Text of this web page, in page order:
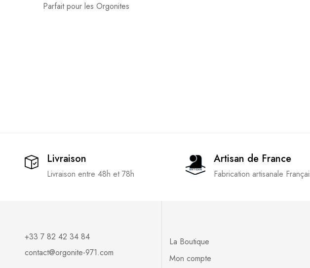
Parfait pour les Orgonites
Livraison
Livraison entre 48h et 78h
Artisan de France
Fabrication artisanale
+33 7 82 42 34 84
contact@orgonite-971.com
La Boutique
Mon compte